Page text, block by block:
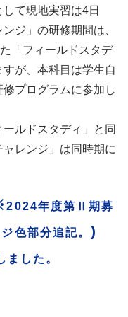
て現地実習は4日
ジ」の研修期間は、
「フィールドスタデ
が、本科目は学生自
プログラムに参加し
ルドスタディ」と同
レンジ」は同時期に
2024年度第Ⅱ期募
色部分追記。 )
ました。